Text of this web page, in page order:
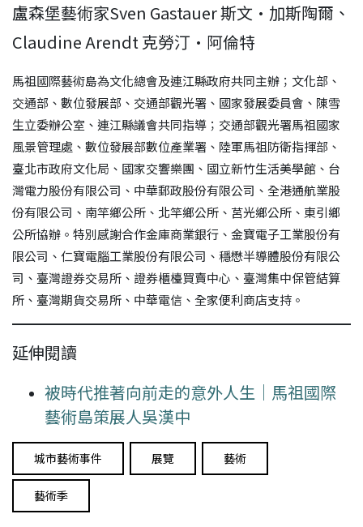
盧森堡藝術家Sven Gastauer 斯文·加斯陶爾、
Claudine Arendt 克勞汀·阿倫特
馬祖國際藝術島為文化總會及連江縣政府共同主辦；文化部、
交通部、數位發展部、交通部觀光署、國家發展委員會、陳雪
生立委辦公室、連江縣議會共同指導；交通部觀光署馬祖國家
風景管理處、數位發展部數位產業署、陸軍馬祖防衛指揮部、
臺北市政府文化局、國家交響樂團、國立新竹生活美學館、台
灣電力股份有限公司、中華郵政股份有限公司、全港通航業股
份有限公司、南竿鄉公所、北竿鄉公所、莒光鄉公所、東引鄉
公所協辦。特別感謝合作金庫商業銀行、金寶電子工業股份有
限公司、仁寶電腦工業股份有限公司、穩懋半導體股份有限公
司、臺灣證券交易所、證券櫃檯買賣中心、臺灣集中保管結算
所、臺灣期貨交易所、中華電信、全家便利商店支持。
延伸閱讀
被時代推著向前走的意外人生｜馬祖國際
藝術島策展人吳漢中
城市藝術事件 展覽 藝術
藝術季